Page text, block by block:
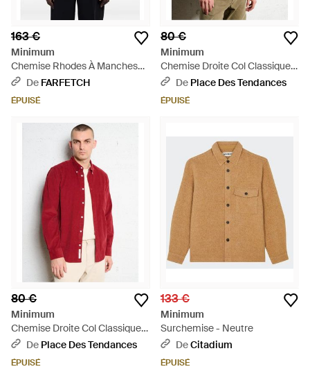
163 €
Minimum
Chemise Rhodes À Manches
Courtes - Bleu
De FARFETCH
ÉPUISÉ
80 €
Minimum
Chemise Droite Col Classique
En Coton Bio - Vert
De Place Des Tendances
ÉPUISÉ
80 €
Minimum
Chemise Droite Col Classique
En Coton Bio - Rouge
De Place Des Tendances
ÉPUISÉ
133 €
Minimum
Surchemise - Neutre
DeCitadium
ÉPUISÉ